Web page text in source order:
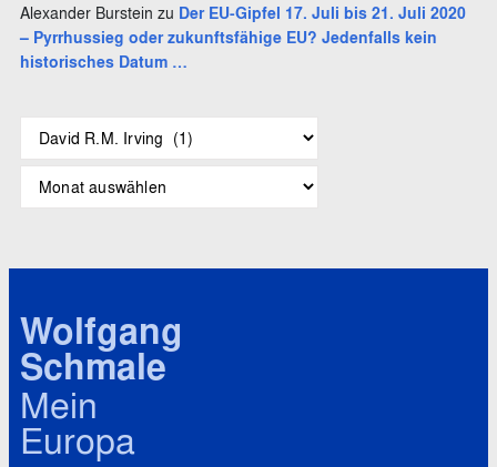
Alexander Burstein zu Der EU-Gipfel 17. Juli bis 21. Juli 2020
– Pyrrhussieg oder zukunftsfähige EU? Jedenfalls kein
historisches Datum …
h
w
r
e
r
i
Wolfgang
Schmale
Mein
Europa